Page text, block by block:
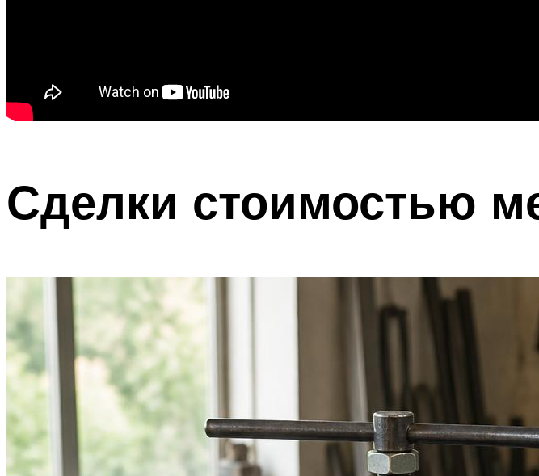
Сделки стоимостью